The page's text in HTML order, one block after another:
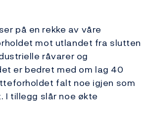
på en rekke av våre
mot utlandet fra slutten
råvarer og
er bedret med om lag 40
falt noe igjen som
I tillegg slår noe økte